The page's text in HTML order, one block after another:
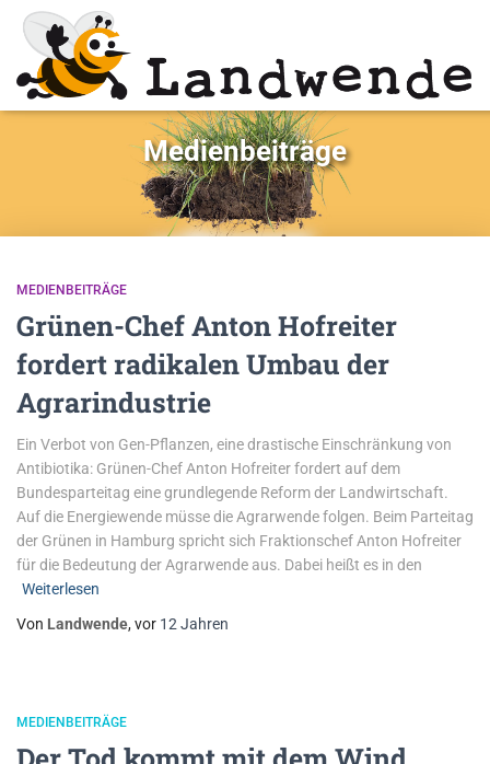
Medienbeiträge
MEDIENBEITRÄGE
Grünen-Chef Anton Hofreiter
fordert radikalen Umbau der
Agrarindustrie
Ein Verbot von Gen-Pflanzen, eine drastische Einschränkung von
Antibiotika: Grünen-Chef Anton Hofreiter fordert auf dem
Bundesparteitag eine grundlegende Reform der Landwirtschaft.
Auf die Energiewende müsse die Agrarwende folgen. Beim Parteitag
der Grünen in Hamburg spricht sich Fraktionschef Anton Hofreiter
für die Bedeutung der Agrarwende aus. Dabei heißt es in den
Weiterlesen
Von Landwende, vor 12 Jahren
MEDIENBEITRÄGE